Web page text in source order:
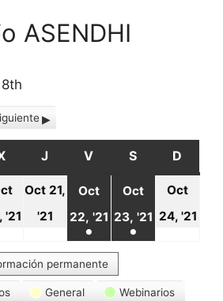
ASENDHI
MIÉRCOLES
J JUEVES
V VIERNES
S SÁBADO
D
'21
20
octubre,
2021
Oct 21,
'21
21
octubre,
2021
Oct
22, '21 22
octubre,
●
(1
event)
Oct
23, '21 23
octubre,
●
event)
Oct
24, '21
permanente
General Webinarios